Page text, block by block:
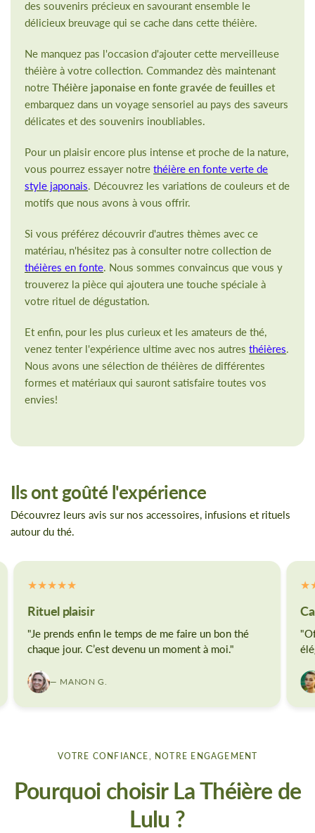
des souvenirs précieux en savourant ensemble le
délicieux breuvage qui se cache dans cette théière.
Ne manquez pas l'occasion d'ajouter cette merveilleuse
théière à votre collection. Commandez dès maintenant
notreThéière japonaise en fonte gravée de feuilles et
embarquez dans un voyage sensoriel au pays des saveurs
délicates et des souvenirs inoubliables.
Pour un plaisir encore plus intense et proche de la nature,
vous pourrez essayer notrethéière en fonte verte de
style japonais. Découvrez les variations de couleurs et de
motifs que nous avons à vous offrir.
Si vous préférez découvrir d'autres thèmes avec ce
matériau, n'hésitez pas à consulter notre collection de
théières en fonte. Nous sommes convaincus que vous y
trouverez la pièce qui ajoutera une touche spéciale à
votre rituel de dégustation.
Et enfin, pour les plus curieux et les amateurs de thé,
venez tenter l'expérience ultime avec nos autresthéières.
Nous avons une sélection de théières de différentes
formes et matériaux qui sauront satisfaire toutes vos
envies!
Ils ont goûté l'expérience
Découvrez leurs avis sur nos accessoires, infusions et rituels
autour du thé.
Rituel plaisir
"Je prends enfin le temps de me faire un bon thé
chaque jour. C’est devenu un moment à moi."
— MANON G.
VOTRE CONFIANCE, NOTRE ENGAGEMENT
Pourquoi choisir La Théière de
Lulu ?